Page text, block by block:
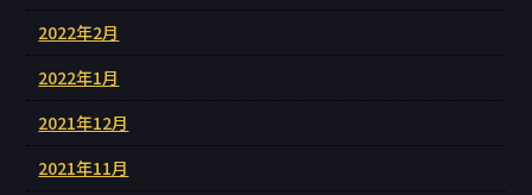
2022年2月
2022年1月
2021年12月
2021年11月